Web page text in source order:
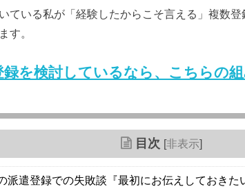
ている私が「経験したからこそ言える」複数
す。
録を検討しているなら、こちらの
目次 [非表示]
派遣登録での失敗談『最初にお伝えしておきた